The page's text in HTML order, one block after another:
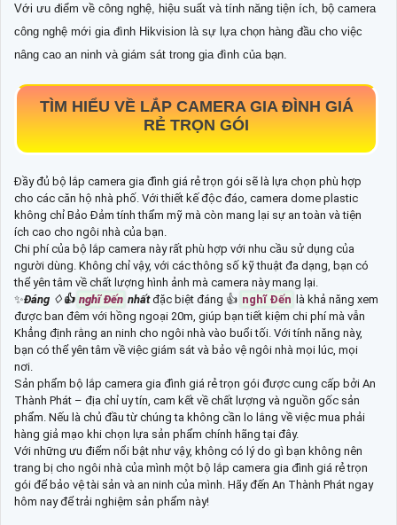
Với ưu điểm về công nghệ, hiệu suất và tính năng tiện ích, bộ camera
công nghệ mới gia đình Hikvision là sự lựa chọn hàng đầu cho việc
nâng cao an ninh và giám sát trong gia đình của bạn.
TÌM HIỂU VỀ LẮP CAMERA GIA ĐÌNH GIÁ
RẺ TRỌN GÓI
Đầy đủ bộ lắp camera gia đình giá rẻ trọn gói sẽ là lựa chọn phù hợp
cho các căn hộ nhà phố. Với thiết kế độc đáo, camera dome plastic
không chỉ Bảo Đảm tính thẩm mỹ mà còn mang lại sự an toàn và tiện
ích cao cho ngôi nhà của bạn.
Chi phí của bộ lắp camera này rất phù hợp với nhu cầu sử dụng của
người dùng. Không chỉ vậy, với các thông số kỹ thuật đa dạng, bạn có
thể yên tâm về chất lượng hình ảnh mà camera này mang lại.
✨Đáng ♢ 👍 nghĩ Đến nhấtđặc biệt đáng 👍 nghĩ Đến là khả năng xem
được ban đêm với hồng ngoại 20m, giúp bạn tiết kiệm chi phí mà vẫn
Khẳng định rằng an ninh cho ngôi nhà vào buổi tối. Với tính năng này,
bạn có thể yên tâm về việc giám sát và bảo vệ ngôi nhà mọi lúc, mọi
nơi.
Sản phẩm bộ lắp camera gia đình giá rẻ trọn gói được cung cấp bởi An
Thành Phát – địa chỉ uy tín, cam kết về chất lượng và nguồn gốc sản
phẩm. Nếu là chủ đầu từ chúng ta không cần lo lắng về việc mua phải
hàng giả mạo khi chọn lựa sản phẩm chính hãng tại đây.
Với những ưu điểm nổi bật như vậy, không có lý do gì bạn không nên
trang bị cho ngôi nhà của mình một bộ lắp camera gia đình giá rẻ trọn
gói để bảo vệ tài sản và an ninh của mình. Hãy đến An Thành Phát ngay
hôm nay để trải nghiệm sản phẩm này!